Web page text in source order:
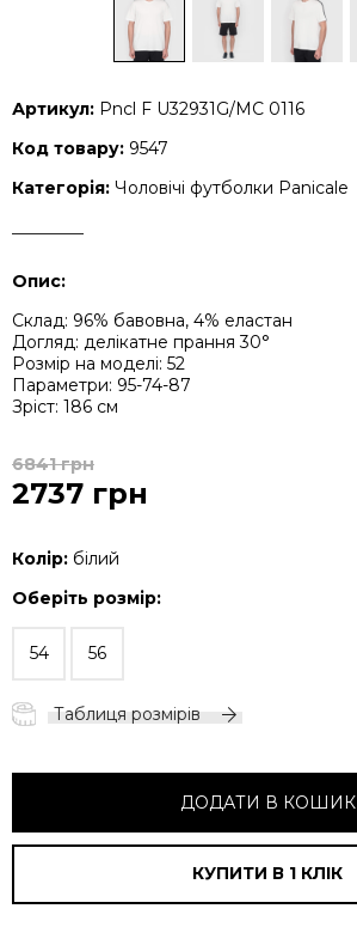
Артикул: Pncl F U32931G/MC 0116
Код товару: 9547
Категорія: Чоловічі футболки Panicale
Опис:
Склад: 96% бавовна, 4% еластан
Догляд: делікатне прання 30°
Розмір на моделі: 52
Параметри: 95-74-87
Зріст: 186 см
6841 грн
2737 грн
Колір: білий
Оберіть розмір:
54 56
Таблиця розмірів
ДОДАТИ В КОШИК
КУПИТИ В 1 КЛIК